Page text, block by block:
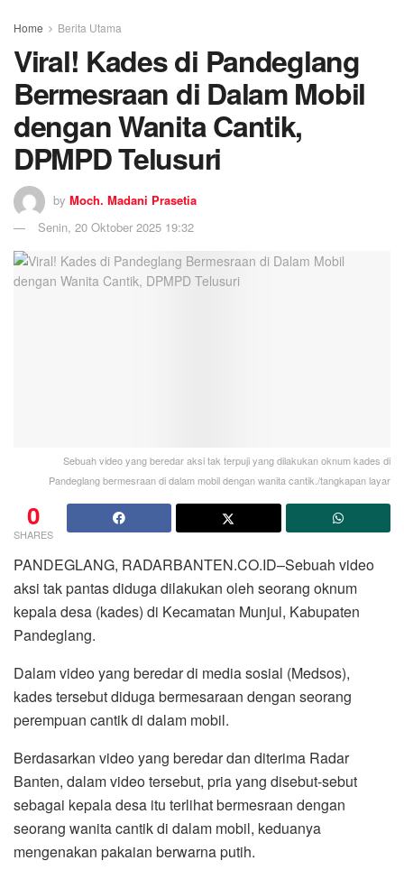
Home Berita Utama
Viral! Kades di Pandeglang
Bermesraan di Dalam Mobil
dengan Wanita Cantik,
DPMPD Telusuri
by Moch. Madani Prasetia
Senin, 20 Oktober 2025 19:32
Sebuah video yang beredar aksi tak terpuji yang dilakukan oknum kades di
Pandeglang bermesraan di dalam mobil dengan wanita cantik./tangkapan layar
0
SHARES
PANDEGLANG, RADARBANTEN.CO.ID–Sebuah video
aksi tak pantas diduga dilakukan oleh seorang oknum
kepala desa (kades) di Kecamatan Munjul, Kabupaten
Pandeglang.
Dalam video yang beredar di media sosial (Medsos),
kades tersebut diduga bermesaraan dengan seorang
perempuan cantik di dalam mobil.
Berdasarkan video yang beredar dan diterima Radar
Banten, dalam video tersebut, pria yang disebut-sebut
sebagai kepala desa itu terlihat bermesraan dengan
seorang wanita cantik di dalam mobil, keduanya
mengenakan pakaian berwarna putih.